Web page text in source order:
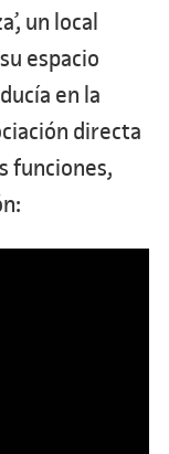
un local
espacio
en la
directa
funciones,